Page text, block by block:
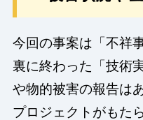
今回の事案は「不祥
裏に終わった「技術
や物的被害の報告は
プロジェクトがもた